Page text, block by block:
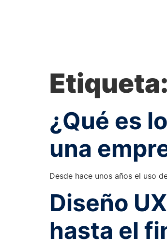
Etiqueta:
¿Qué es
una
Desde hace unos años el uso
Diseño
hasta el